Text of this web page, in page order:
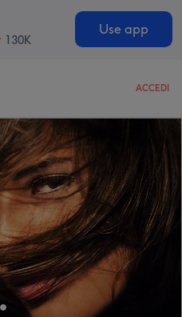
130K
Use app
ACCEDI